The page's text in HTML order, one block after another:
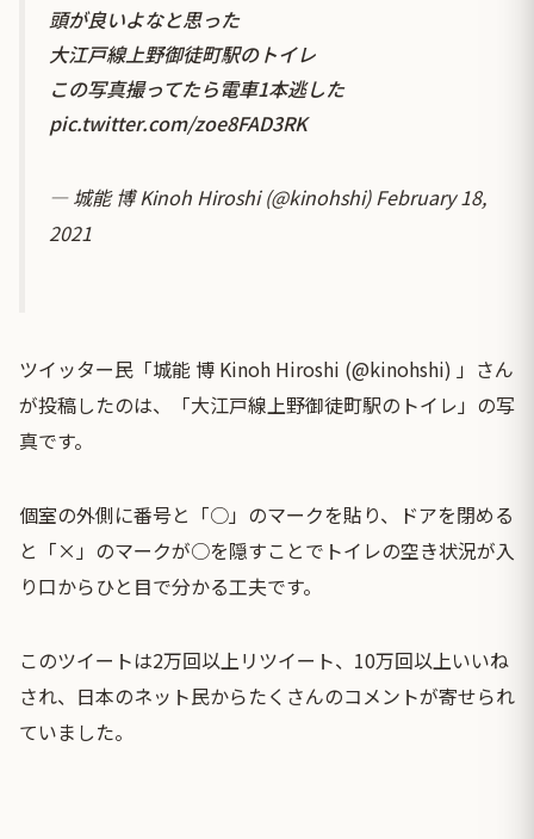
頭が良いよなと思った
大江戸線上野御徒町駅のトイレ
この写真撮ってたら電車1本逃した
pic.twitter.com/zoe8FAD3RK
— 城能 博 Kinoh Hiroshi (@kinohshi)February 18,
2021
ツイッター民「城能 博 Kinoh Hiroshi (@kinohshi) 」さん
が投稿したのは、「大江戸線上野御徒町駅のトイレ」の写
真です。
個室の外側に番号と「○」のマークを貼り、ドアを閉める
と「×」のマークが○を隠すことでトイレの空き状況が入
り口からひと目で分かる工夫です。
このツイートは2万回以上リツイート、10万回以上いいね
され、日本のネット民からたくさんのコメントが寄せられ
ていました。